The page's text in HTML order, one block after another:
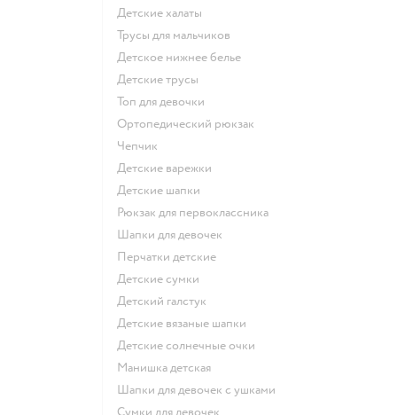
Детские халаты
Трусы для мальчиков
Детское нижнее белье
Детские трусы
Топ для девочки
Ортопедический рюкзак
Чепчик
Детские варежки
Детские шапки
Рюкзак для первоклассника
Шапки для девочек
Перчатки детские
Детские сумки
Детский галстук
Детские вязаные шапки
Детские солнечные очки
Манишка детская
Шапки для девочек с ушками
Сумки для девочек